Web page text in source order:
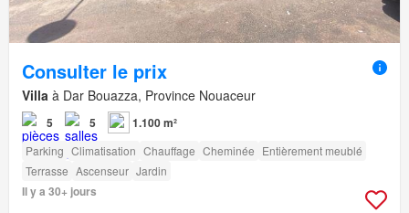
Consulter le prix
Villa à Dar Bouazza, Province Nouaceur
5 5 1.100 m²
Parking Climatisation Chauffage Cheminée Entièrement meublé
Terrasse Ascenseur Jardin
Il y a 30+ jours